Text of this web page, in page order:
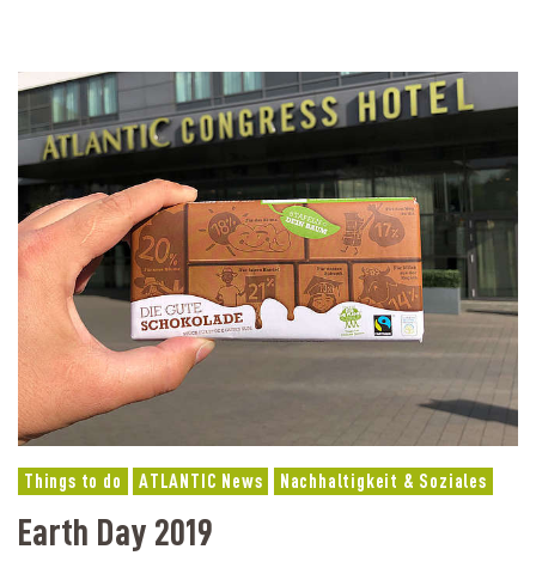
Things to do ATLANTIC News Nachhaltigkeit & Soziales
Earth Day 2019